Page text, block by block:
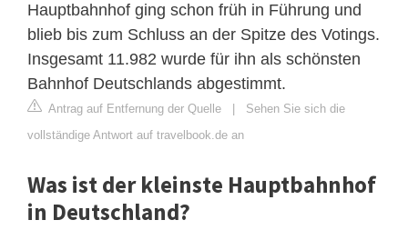
Hauptbahnhof ging schon früh in Führung und
blieb bis zum Schluss an der Spitze des Votings.
Insgesamt 11.982 wurde für ihn als schönsten
Bahnhof Deutschlands abgestimmt.
Antrag auf Entfernung der Quelle | Sehen Sie sich die
vollständige Antwort auf travelbook.de an
Was ist der kleinste Hauptbahnhof
in Deutschland?